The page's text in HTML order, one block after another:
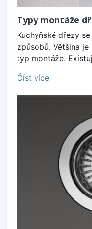
Typy montáže
Kuchyňské dřezy
způsobů. Většina
typ montáže.
Číst více